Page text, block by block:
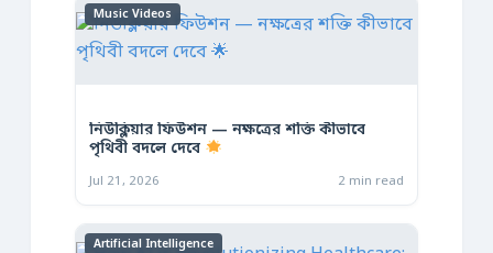
Music Videos
নিউক্লিয়ার ফিউশন — নক্ষত্রের শক্তি কীভাবে
পৃথিবী বদলে দেবে
Jul 21, 2026 2 min read
Artificial Intelligence